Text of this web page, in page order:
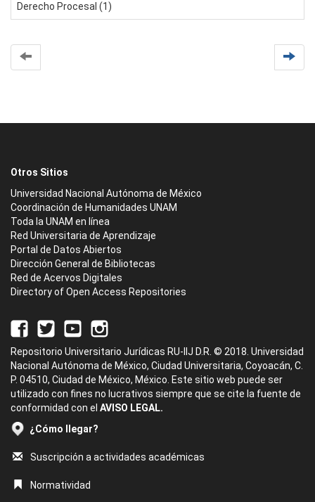
Derecho Procesal (1)
Otros Sitios
Universidad Nacional Autónoma de México
Coordinación de Humanidades UNAM
Toda la UNAM en línea
Red Universitaria de Aprendizaje
Portal de Datos Abiertos
Dirección General de Bibliotecas
Red de Acervos Digitales
Directory of Open Access Repositories
Repositorio Universitario Jurídicas RU-IIJ D.R. © 2018. Universidad
Nacional Autónoma de México, Ciudad Universitaria, Coyoacán, C.
P. 04510, Ciudad de México, México. Este sitio web puede ser
utilizado con fines no lucrativos siempre que se cite la fuente de
conformidad con el AVISO LEGAL.
¿Cómo llegar?
Suscripción a actividades académicas
Normatividad